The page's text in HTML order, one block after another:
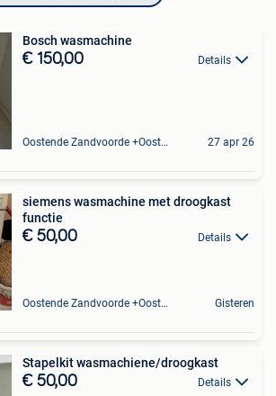
Bosch wasmachine
€ 150,00 Details
Oostende Zandvoorde +Oostende 27 apr 26
siemens wasmachine met droogkast
functie
€ 50,00 Details
Oostende Zandvoorde +Oostende Gisteren
Stapelkit wasmachiene/droogkast
€ 50,00 Details